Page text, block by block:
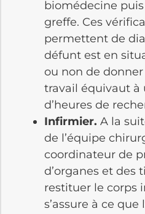
biomédecine
greffe. Ces
permettent de
défunt est en
ou non de donner
travail équivaut à
d’heures de
Infirmier. A la
de l’équipe
coordinateur de
d’organes et des
restituer le corps
s’assure à ce